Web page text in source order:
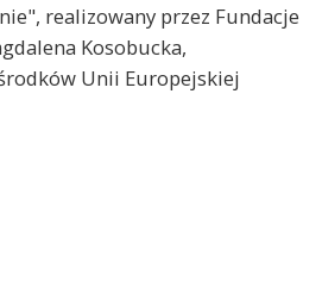
realizowany przez Fundacje
Kosobucka,
Unii Europejskiej